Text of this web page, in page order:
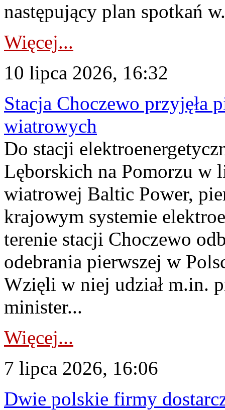
następujący plan spotkań
Więcej...
10 lipca 2026, 16:32
Stacja Choczewo przyjęła
wiatrowych
Do stacji
Lęborskich na Pomorzu w
wiatrowej Baltic Power,
krajowym systemie
terenie stacji Choczewo
odebrania pierwszej w
Wzięli w niej udział m.in.
minister...
Więcej...
7 lipca 2026, 16:06
Dwie polskie firmy